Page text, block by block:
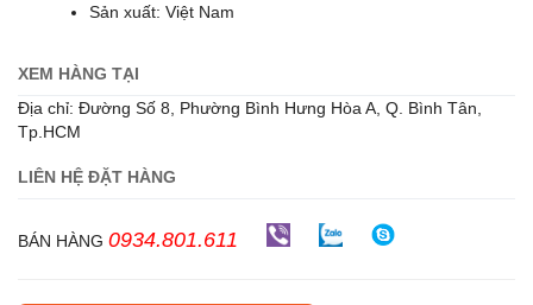
Sản xuất: Việt Nam
XEM HÀNG TẠI
Địa chỉ: Đường Số 8, Phường Bình Hưng Hòa A, Q. Bình Tân,
Tp.HCM
LIÊN HỆ ĐẶT HÀNG
BÁN HÀNG 0934.801.611